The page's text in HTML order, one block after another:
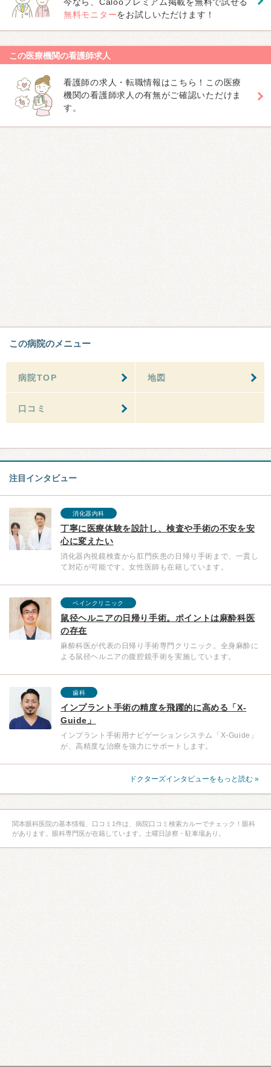
無料モニターをお試しいただけます！
この医療機関の看護師求人
看護師の求人・転職情報はこちら！この医療
機関の看護師求人の有無がご確認いただけま
す。
この病院のメニュー
病院TOP 地図
口コミ
注目インタビュー
消化器内科
丁寧に医療体験を設計し、検査や手術の不安を安
心に変えたい
消化器内視鏡検査から肛門疾患の日帰り手術まで、一貫し
て対応が可能です。女性医師も在籍しています。
ペインクリニック
鼠径ヘルニアの日帰り手術。ポイントは麻酔科医
の存在
麻酔科医が代表の日帰り手術専門クリニック。全身麻酔に
よる鼠径ヘルニアの腹腔鏡手術を実施しています。
歯科
インプラント手術の精度を飛躍的に高める「X-
Guide」
インプラント手術用ナビゲーションシステム「X-Guide」
が、高精度な治療を強力にサポートします。
ドクターズインタビューをもっと読む »
関本眼科医院の基本情報、口コミ1件は、病院口コミ検索カルーでチェック！眼科
があります。眼科専門医が在籍しています。土曜日診察・駐車場あり。